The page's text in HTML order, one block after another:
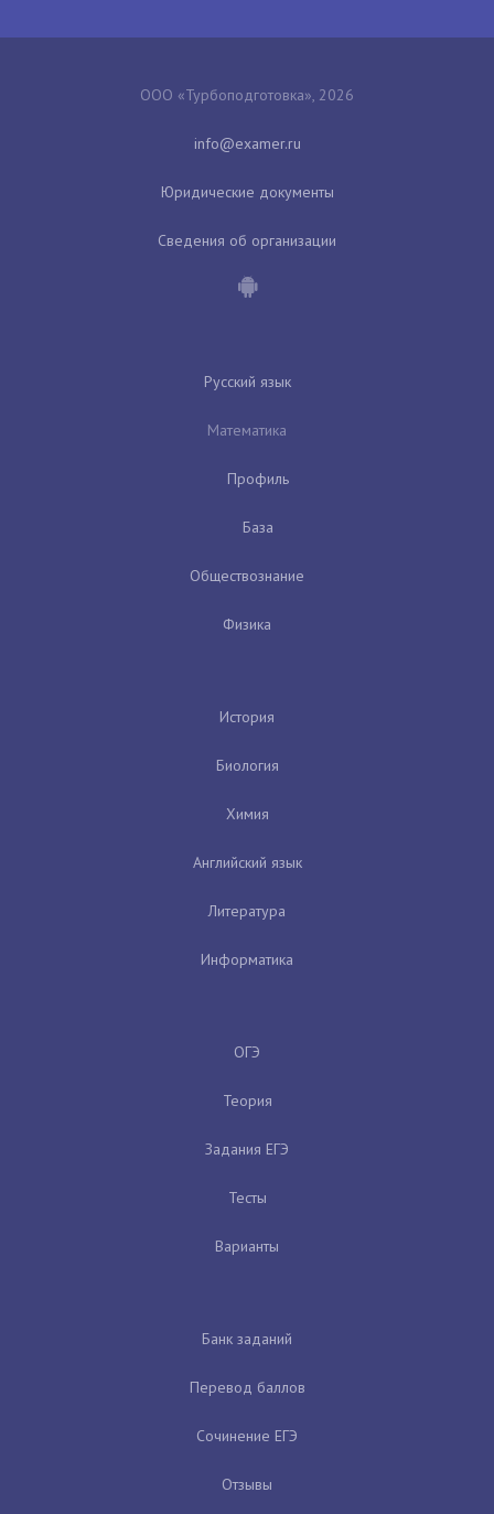
ООО «Турбоподготовка», 2026
Юридические документы
Сведения об организации
Русский язык
Математика
Профиль
База
Обществознание
Физика
История
Биология
Химия
Английский язык
Литература
Информатика
ОГЭ
Теория
Задания ЕГЭ
Тесты
Варианты
Банк заданий
Перевод баллов
Сочинение ЕГЭ
Отзывы